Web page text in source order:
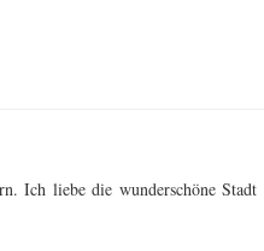
Ich liebe die wunderschöne